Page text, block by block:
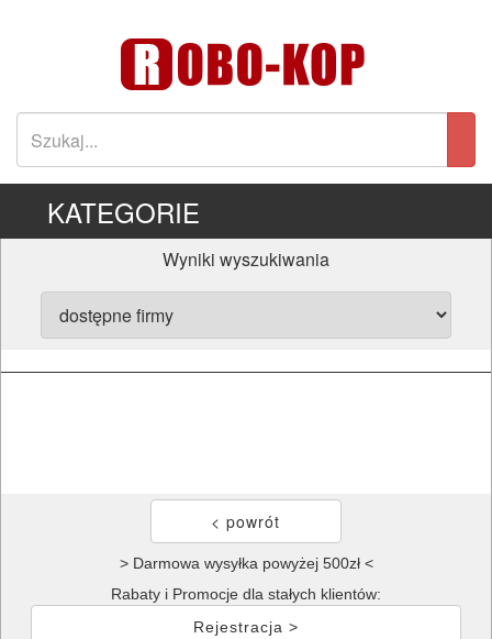
KATEGORIE
Wyniki wyszukiwania
> Darmowa wysyłka powyżej 500zł <
Rabaty i Promocje dla stałych klientów:
Rejestracja >